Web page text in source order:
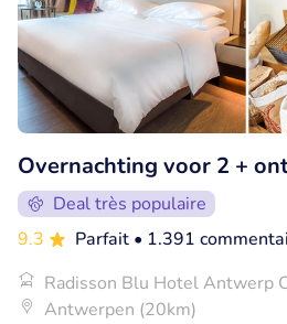
Overnachting voor 2 +
Deal très populaire
9.3
Parfait • 1.391
Radisson Blu Hotel Antwerp
Antwerpen (20km)